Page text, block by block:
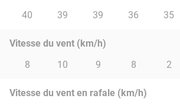
40
39 39 36 35
Vitesse du vent (km/h)
8
10 9 8 2
Vitesse du vent en rafale (km/h)